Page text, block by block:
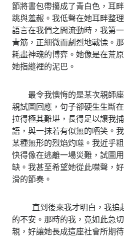
節將書包帶攥成了青白色，耳
跳與羞赧。我低聲在她耳畔整
語言在我們之間流動時，我第
青筋，正細微而劇烈地戰慄。
耗盡神魂的博弈。她像是在荒
她指縫裡的泥巴。
最令我懊悔的是某次親師座
親試圖回應，句子卻硬生生斷
拉得極其難堪，長得足以讓我
語，與一抹若有似無的哂笑。
某種無形的烈焰灼噬。我近乎
快得像在逃離一場災難，試圖
缺。我甚至希望她從此噤聲，
滑的節奏。
直到後來我才明白，我追
的不安。那時的我，竟如此急
親，好讓她長成這座社會所期